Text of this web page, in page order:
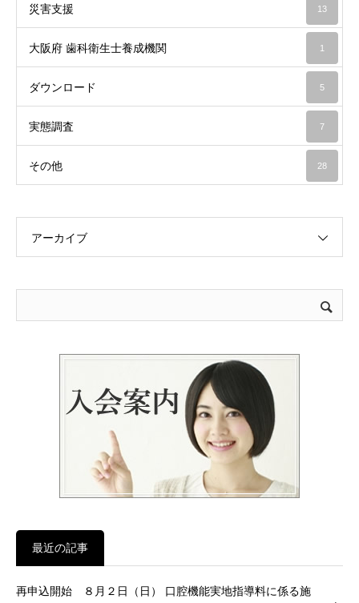
災害支援 13
大阪府 歯科衛生士養成機関 1
ダウンロード 5
実態調査 7
その他 28
アーカイブ
最近の記事
再申込開始 ８月２日（日） 口腔機能実地指導料に係る施